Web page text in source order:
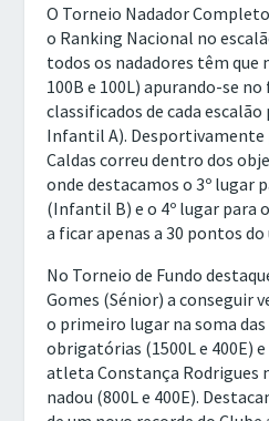
O Torneio Nadador
o Ranking Nacional no
todos os nadadores têm que
100B e 100L) apurando-se
classificados de cada
Infantil A). Desportivamente
Caldas correu dentro dos
onde destacamos o 3º lugar
(Infantil B) e o 4º lugar para
a ficar apenas a 30 pontos
No Torneio de Fundo
Gomes (Sénior) a conseguir
o primeiro lugar na soma das
obrigatórias (1500L e 400E)
atleta Constança Rodrigues
nadou (800L e 400E).